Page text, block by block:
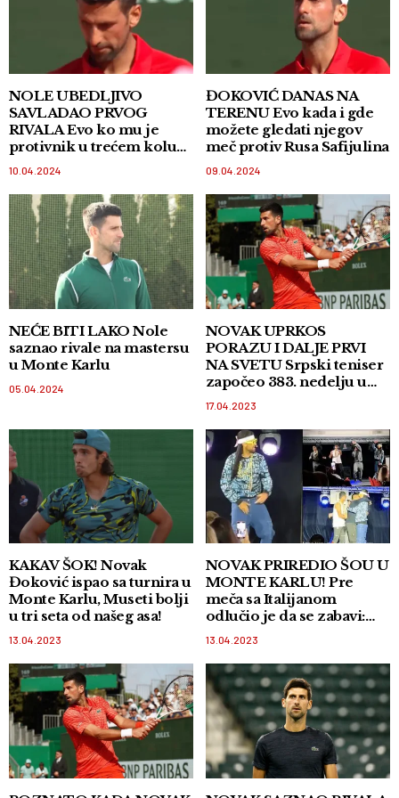
NOLE UBEDLJIVO
SAVLADAO PRVOG
RIVALA Evo ko mu je
protivnik u trećem kolu
mastersa u Monte Karlu!
10.04.2024
ĐOKOVIĆ DANAS NA
TERENU Evo kada i gde
možete gledati njegov
meč protiv Rusa Safijulina
09.04.2024
NEĆE BITI LAKO Nole
saznao rivale na mastersu
u Monte Karlu
05.04.2024
NOVAK UPRKOS
PORAZU I DALJE PRVI
NA SVETU Srpski teniser
započeo 383. nedelju u
17.04.2023
KAKAV ŠOK! Novak
Đoković ispao sa turnira u
Monte Karlu, Museti bolji
u tri seta od našeg asa!
13.04.2023
NOVAK PRIREDIO ŠOU U
MONTE KARLU! Pre
meča sa Italijanom
odlučio je da se zabavi:
Maskirao se u popularnog
VIDEO
13.04.2023